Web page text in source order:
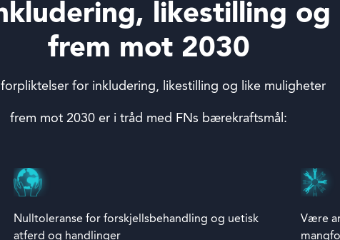
likestilling og
frem mot 2030
forpliktelser for inkludering, likestilling og like muligheter
frem mot 2030 er i tråd med FNs bærekraftsmål:
Nulltoleranse for forskjellsbehandling og uetisk
atferd og handlinger
Være